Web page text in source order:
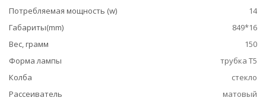
Потребляемая мощность (w)
14
Габариты(mm)
849*16
Вес, грамм
150
Форма лампы
трубка Т5
Колба
стекло
Рассеиватель
матовый